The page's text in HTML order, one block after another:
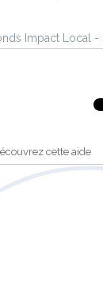
Impact Local -
cette aide